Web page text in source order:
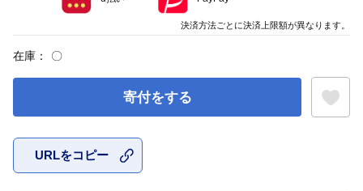
在庫： 〇
寄付をする
URLをコピー
決済方法ごとに決済上限額が異なります。